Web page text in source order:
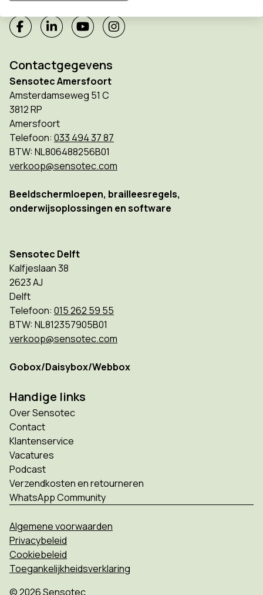
Contactgegevens
Sensotec Amersfoort
Amsterdamseweg 51 C
3812 RP
Amersfoort
Telefoon: 033 494 37 87
BTW: NL806488256B01
verkoop@sensotec.com
Beeldschermloepen, brailleesregels,
onderwijsoplossingen en software
Sensotec Delft
Kalfjeslaan 38
2623 AJ
Delft
Telefoon: 015 262 59 55
BTW: NL812357905B01
verkoop@sensotec.com
Gobox/Daisybox/Webbox
Handige links
Over Sensotec
Contact
Klantenservice
Vacatures
Podcast
Verzendkosten en retourneren
WhatsApp Community
© 2026 Sensotec
Algemene voorwaarden
Privacybeleid
Cookiebeleid
Toegankelijkheidsverklaring